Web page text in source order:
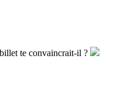
te convaincrait-il ?